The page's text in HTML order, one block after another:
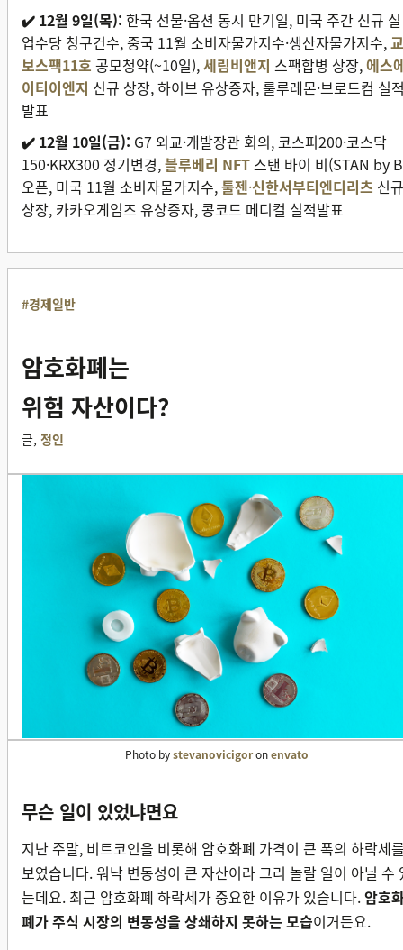
✔️ 12월 9일(목): 한국 선물·옵션 동시 만기일, 미국 주간 신규 실
업수당 청구건수, 중국 11월 소비자물가지수·생산자물가지수,교
보스팩11호 공모청약(~10일),세림비앤지 스팩합병 상장,에스
이티이엔지 신규 상장, 하이브 유상증자, 룰루레몬·브로드컴 실
발표
✔️ 12월 10일(금): G7 외교·개발장관 회의, 코스피200·코스닥
150·KRX300 정기변경,블루베리 NFT 스탠 바이 비(STAN by
오픈, 미국 11월 소비자물가지수,툴젠·신한서부티엔디리츠 신규
상장, 카카오게임즈 유상증자, 콩코드 메디컬 실적발표
#경제일반
암호화폐는
위험 자산이다?
글, 정인
Photo bystevanovicigoronenvato
무슨 일이 있었냐면요
지난 주말, 비트코인을 비롯해 암호화폐 가격이 큰 폭의 하락세
보였습니다. 워낙 변동성이 큰 자산이라 그리 놀랄 일이 아닐 수
는데요. 최근 암호화폐 하락세가 중요한 이유가 있습니다.암호
폐가 주식 시장의 변동성을 상쇄하지 못하는 모습이거든요.